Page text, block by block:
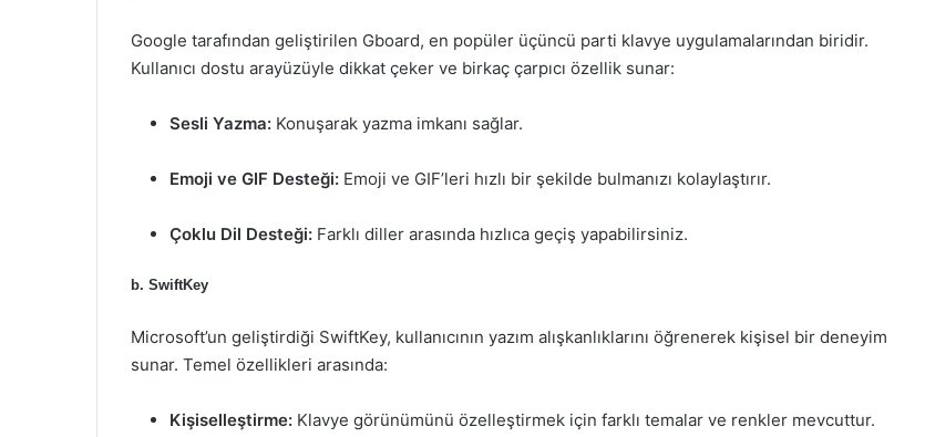
Google tarafından geliştirilen Gboard, en popüler üçüncü parti klavye uygulamalarından biridir.
Kullanıcı dostu arayüzüyle dikkat çeker ve birkaç çarpıcı özellik sunar:
Sesli Yazma: Konuşarak yazma imkanı sağlar.
Emoji ve GIF Desteği: Emoji ve GIF’leri hızlı bir şekilde bulmanızı kolaylaştırır.
Çoklu Dil Desteği: Farklı diller arasında hızlıca geçiş yapabilirsiniz.
b. SwiftKey
Microsoft’un geliştirdiği SwiftKey, kullanıcının yazım alışkanlıklarını öğrenerek kişisel bir deneyim
sunar. Temel özellikleri arasında:
Kişiselleştirme: Klavye görünümünü özelleştirmek için farklı temalar ve renkler mevcuttur.